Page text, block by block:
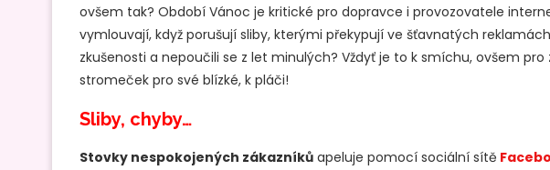
ovšem tak? Období Vánoc je kritické pro dopravce i provozovatele
vymlouvají, když porušují sliby, kterými překypují ve šťavnatých
zkušenosti a nepoučili se z let minulých? Vždyť je to k smíchu, ovšem
stromeček pro své blízké, k pláči!
Sliby, chyby…
Stovky nespokojených zákazníků apeluje pomocí sociální sítě